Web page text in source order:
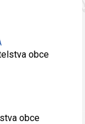
obce
obce